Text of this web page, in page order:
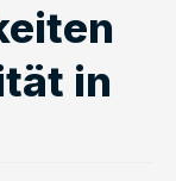
in